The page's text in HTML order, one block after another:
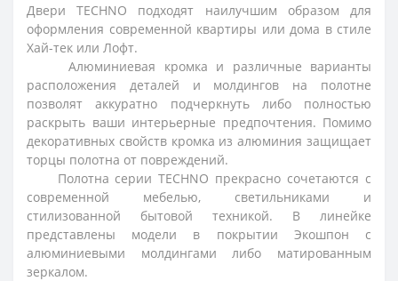
Двери TECHNO подходят наилучшим образом для
оформления современной квартиры или дома в стиле
Хай-тек или Лофт.
Алюминиевая кромка и различные варианты
расположения деталей и молдингов на полотне
позволят аккуратно подчеркнуть либо полностью
раскрыть ваши интерьерные предпочтения. Помимо
декоративных свойств кромка из алюминия защищает
торцы полотна от повреждений.
Полотна серии TECHNO прекрасно сочетаются с
современной мебелью, светильниками и
стилизованной бытовой техникой. В линейке
представлены модели в покрытии Экошпон с
алюминиевыми молдингами либо матированным
зеркалом.